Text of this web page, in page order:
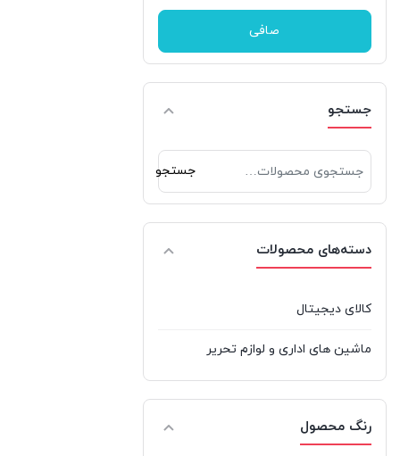
جی بی ال | JBL
دکاس | Thecus
دیپ کول | DeepCool
ردراگون | REDRAGON
ریورسانگ | RIVERSONG
صافی
جستجو
برای:
جستجو
دسته‌های محصولات
کالای دیجیتال
ماشین های اداری و لوازم تحریر
رنگ محصول